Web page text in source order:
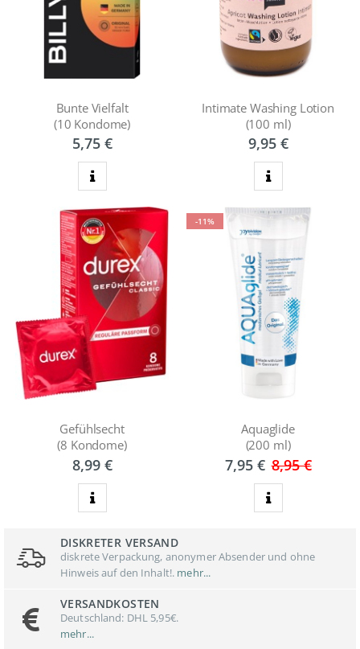
Bunte Vielfalt
(10 Kondome)
5,75 €
Intimate Washing Lotion
(100 ml)
9,95 €
Gefühlsecht
(8 Kondome)
8,99 €
-11%
Aquaglide
(200 ml)
7,95 € 8,95 €
DISKRETER VERSAND
diskrete Verpackung, anonymer Absender und ohne
Hinweis auf den Inhalt!. mehr...
VERSANDKOSTEN
Deutschland: DHL 5,95€.
mehr...